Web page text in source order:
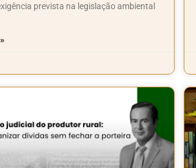
prevista na legislação ambiental